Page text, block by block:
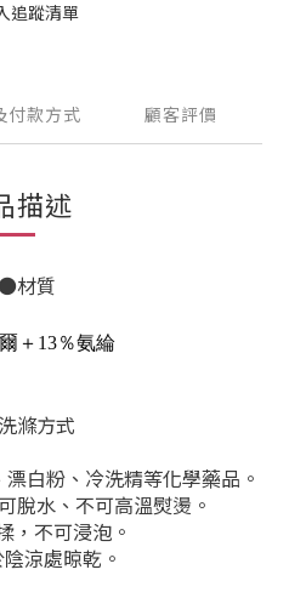
追蹤清單
付款方式 顧客評價
描述
材質
爾 ＋13％氨綸
滌方式
白粉、冷洗精等化學藥品。
脫水、不可高溫熨燙。
，不可浸泡。
涼處晾乾。